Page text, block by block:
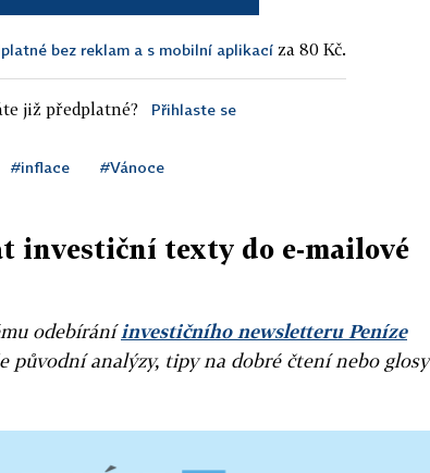
bez reklam a s mobilní aplikací za 80 Kč.
již předplatné? Přihlaste se
#inflace #Vánoce
investiční texty do e-mailové
odebíráníinvestičního newsletteru Peníze
původní analýzy, tipy na dobré čtení nebo glosy